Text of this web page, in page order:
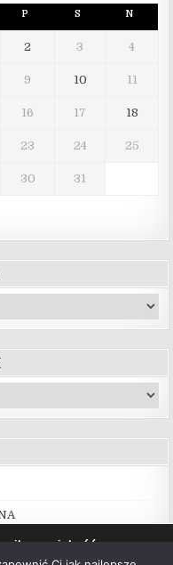
P S N
2 3 4
9 10 11
16 17 18
23 24 25
30 31
jakość